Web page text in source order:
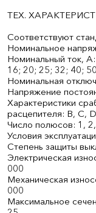
ТЕХ.
Соответствуют
Номинальное
Номинальный ток,
16; 20; 25; 32; 40;
Номинальная
Напряжение
Характеристики
расцепителя: В, С, D
Число полюсов: 1,
Условия
Степень защиты
Электрическая
000
Механическая
000
Максимальное